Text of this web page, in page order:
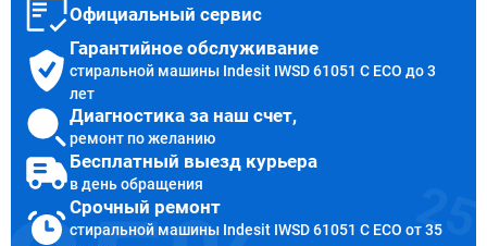
Официальный сервис
Гарантийное обслуживание
стиральной машины Indesit IWSD 61051 C ECO до 3
лет
Диагностика за наш счет,
ремонт по желанию
Бесплатный выезд курьера
в день обращения
Срочный ремонт
стиральной машины Indesit IWSD 61051 C ECO от 35